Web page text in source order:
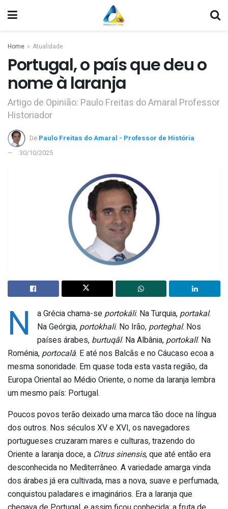
Home Atualidade
Portugal, o país que deu o
nome à laranja
Artigo de Opinião: Paulo Freitas do Amaral Professor
Historiador
De Paulo Freitas do Amaral - Professor de História
30/10/2025
N a Grécia chama-se portokáli. Na Turquia, portakal.
Na Geórgia, portokhali. No Irão, porteghal. Nos
países árabes, burtuqāl. Na Albânia, portokall. Na
Roménia, portocală. E até nos Balcãs e no Cáucaso ecoa a
mesma sonoridade. Em quase toda esta vasta região, da
Europa Oriental ao Médio Oriente, o nome da laranja lembra
um mesmo país: Portugal.
Poucos povos terão deixado uma marca tão doce na língua
dos outros. Nos séculos XV e XVI, os navegadores
portugueses cruzaram mares e culturas, trazendo do
Oriente a laranja doce, a Citrus sinensis, que até então era
desconhecida no Mediterrâneo. A variedade amarga vinda
dos árabes já era cultivada, mas a nova, suave e perfumada,
conquistou paladares e imaginários. Era a laranja que